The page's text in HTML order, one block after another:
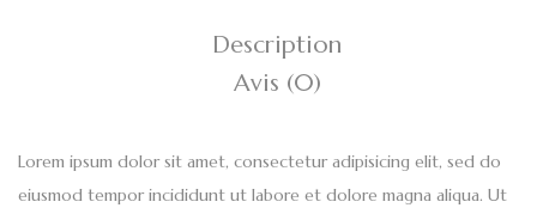
Description
Avis (0)
Lorem ipsum dolor sit amet, consectetur adipisicing elit, sed do
eiusmod tempor incididunt ut labore et dolore magna aliqua. Ut